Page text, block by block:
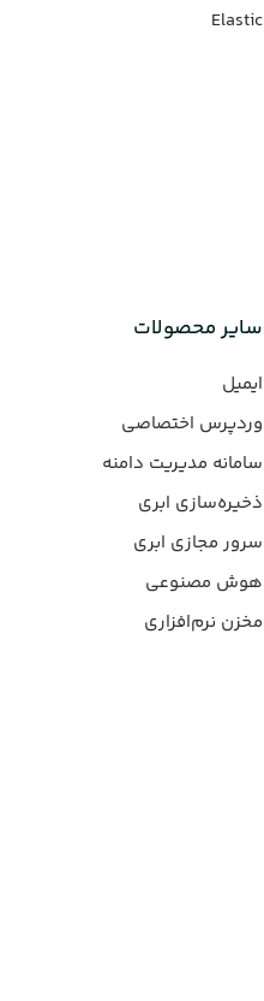
Elastic
سایر محصولات
ایمیل
وردپرس‌ اختصاصی
سامانه مدیریت دامنه
ذخیره‌سازی ابری
سرور مجازی ابری
هوش مصنوعی
مخزن نرم‌افزاری